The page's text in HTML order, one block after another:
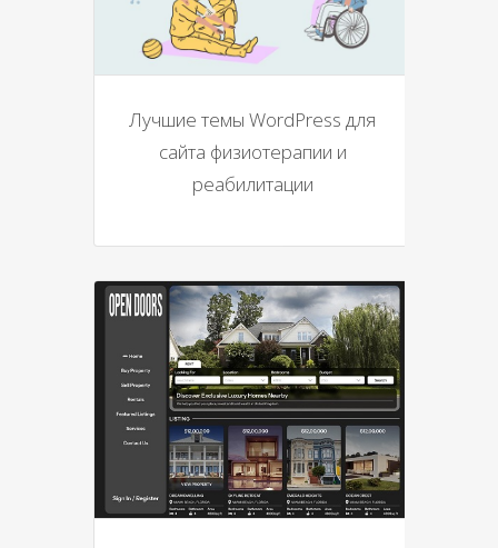
Лучшие темы WordPress для
сайта физиотерапии и
реабилитации